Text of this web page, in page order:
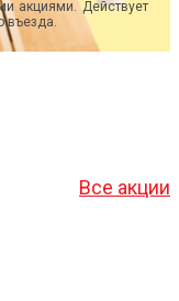
акциями. Действует
въезда.
Все акции